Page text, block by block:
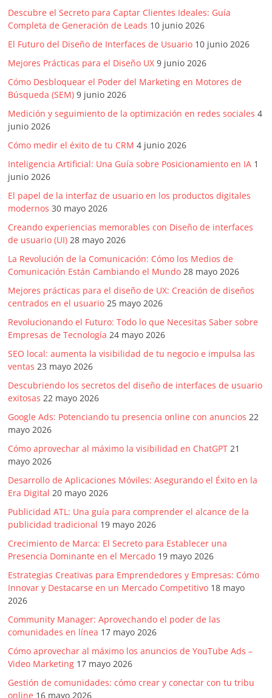
Periódicos
Producción
Gráfica
en
Colombia.
Descubre el Secreto para Captar Clientes Ideales: Guía
Completa de Generación de Leads 10 junio 2026
El Futuro del Diseño de Interfaces de Usuario 10 junio 2026
Mejores Prácticas para el Diseño UX 9 junio 2026
Cómo Desbloquear el Poder del Marketing en Motores de
Búsqueda (SEM) 9 junio 2026
Medición y seguimiento de la optimización en redes sociales 4
junio 2026
Cómo medir el éxito de tu CRM 4 junio 2026
Inteligencia Artificial: Una Guía sobre Posicionamiento en IA 1
junio 2026
El papel de la interfaz de usuario en los productos digitales
modernos 30 mayo 2026
Creando experiencias memorables con Diseño de interfaces
de usuario (UI) 28 mayo 2026
La Revolución de la Comunicación: Cómo los Medios de
Comunicación Están Cambiando el Mundo 28 mayo 2026
Mejores prácticas para el diseño de UX: Creación de diseños
centrados en el usuario 25 mayo 2026
Revolucionando el Futuro: Todo lo que Necesitas Saber sobre
Empresas de Tecnología 24 mayo 2026
SEO local: aumenta la visibilidad de tu negocio e impulsa las
ventas 23 mayo 2026
Descubriendo los secretos del diseño de interfaces de usuario
exitosas 22 mayo 2026
Google Ads: Potenciando tu presencia online con anuncios 22
mayo 2026
Cómo aprovechar al máximo la visibilidad en ChatGPT 21
mayo 2026
Desarrollo de Aplicaciones Móviles: Asegurando el Éxito en la
Era Digital 20 mayo 2026
Publicidad ATL: Una guía para comprender el alcance de la
publicidad tradicional 19 mayo 2026
Crecimiento de Marca: El Secreto para Establecer una
Presencia Dominante en el Mercado 19 mayo 2026
Estrategias Creativas para Emprendedores y Empresas: Cómo
Innovar y Destacarse en un Mercado Competitivo 18 mayo
2026
Community Manager: Aprovechando el poder de las
comunidades en línea 17 mayo 2026
Cómo aprovechar al máximo los anuncios de YouTube Ads –
Video Marketing 17 mayo 2026
Gestión de comunidades: cómo crear y conectar con tu tribu
online 16 mayo 2026